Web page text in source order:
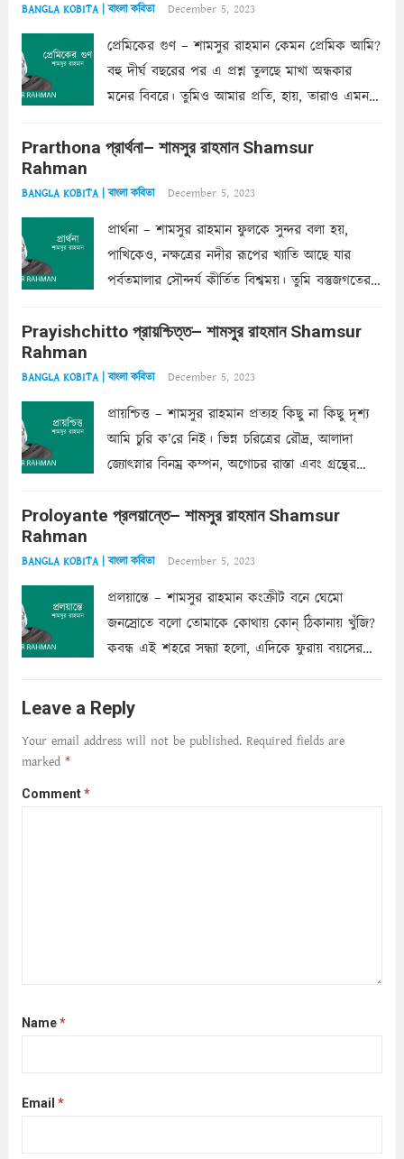
BANGLA KOBITA | বাংলা কবিতা December 5, 2023
প্রেমিকের গুণ – শামসুর রাহমান কেমন প্রেমিক আমি?
বহু দীর্ঘ বছরের পর এ প্রশ্ন তুলছে মাখা অন্ধকার
মনের বিবরে। তুমিও আমার প্রতি, হায়, তারাও এমন
একান্ত জরুরি- নইলে একটি দেয়াল নিমেষেই ভীষণ
Prarthona প্রার্থনা– শামসুর রাহমান Shamsur
Rahman
BANGLA KOBITA | বাংলা কবিতা December 5, 2023
প্রার্থনা – শামসুর রাহমান ফুলকে সুন্দর বলা হয়,
পাখিকেও, নক্ষত্রের নদীর রূপের খ্যাতি আছে যার
পর্বতমালার সৌন্দর্য কীর্তিত বিশ্বময়। তুমি বস্তুজগতের
তার সুষমায় পার্থক্য অনেক। তোমাকে সুন্দরী বলা চলে,
Prayishchitto প্রায়শ্চিত্ত– শামসুর রাহমান Shamsur
Rahman
BANGLA KOBITA | বাংলা কবিতা December 5, 2023
প্রায়শ্চিত্ত – শামসুর রাহমান প্রত্যহ কিছু না কিছু দৃশ্য
আমি চুরি ক’রে নিই। ভিন্ন চরিত্রের রৌদ্র, আলাদা
জ্যোৎস্নার বিনম্র কম্পন, অগোচর রাস্তা এবং গ্রন্থের
ছায়াচ্ছন্ন মোহন মিথুন মূর্তি, লোপামুদ্রা ভীষণ বিব্রত
Proloyante প্রলয়ান্তে– শামসুর রাহমান Shamsur
Rahman
BANGLA KOBITA | বাংলা কবিতা December 5, 2023
প্রলয়ান্তে – শামসুর রাহমান কংক্রীট বনে ঘেমো
জনস্রোতে বলো তোমাকে কোথায় কোন্‌ ঠিকানায় খুঁজি?
কবন্ধ এই শহরে সন্ধ্যা হলো, এদিকে ফুরায় বয়সের
আমার শরীরে সখ্য গড়ে, তোমার গহন ঊর্মিল যৌবন
আনে আশ্বন...
Leave a Reply
Your email address will not be published. Required fields are
marked *
Comment*
Name*
Email *